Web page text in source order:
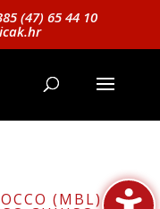
(47) 65 44 10
(MBL)